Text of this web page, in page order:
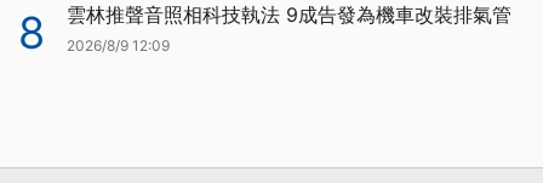
8 雲林推聲音照相科技執法 9成告發為機車改裝排氣管
2026/8/9 12:09